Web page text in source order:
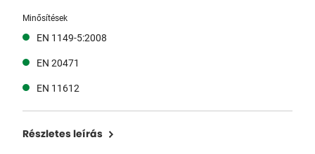
Minősítések
EN 1149-5:2008
EN 20471
EN 11612
Részletes leírás